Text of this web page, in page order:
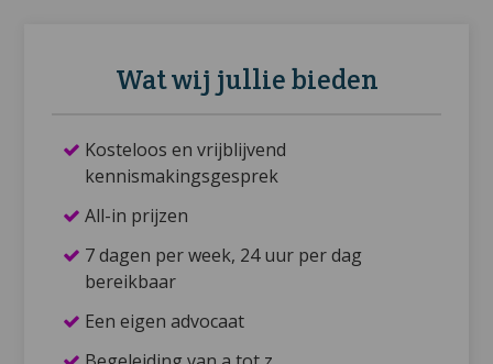
Wat wij jullie bieden
Kosteloos en vrijblijvend
kennismakingsgesprek
All-in prijzen
7 dagen per week, 24 uur per dag
bereikbaar
Een eigen advocaat